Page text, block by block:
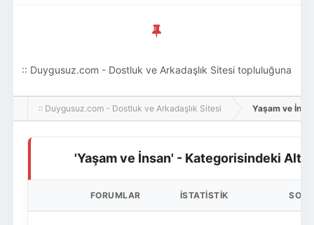
:: Duygusuz.com - Dostluk ve Arkadaşlık Sitesi topluluğuna
hoş geldin ziyaretçi! Aramıza katılmak istersen kayıt
:: Duygusuz.com - Dostluk ve Arkadaşlık Sitesi Yaşam ve
'Yaşam ve İnsan' - Kategorisindeki Alt
FORUMLAR İSTATISTIK SON